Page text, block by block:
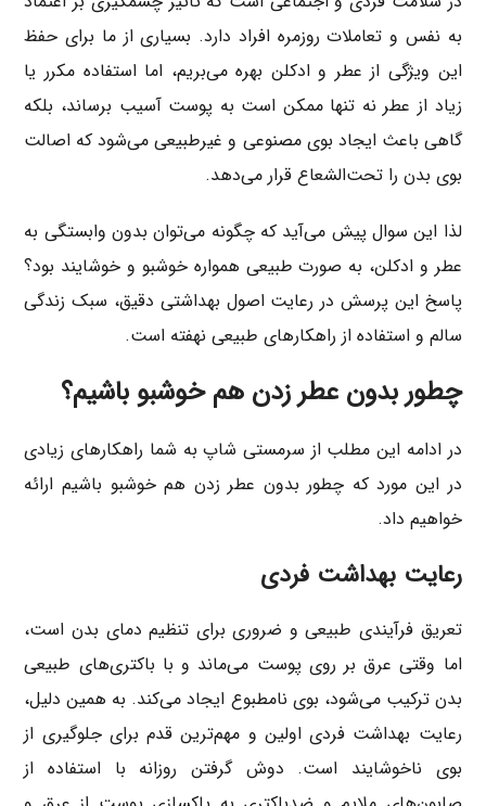
به نفس و تعاملات روزمره افراد دارد. بسیاری از ما برای حفظ
این ویژگی از عطر و ادکلن بهره می‌بریم، اما استفاده مکرر یا
زیاد از عطر نه تنها ممکن است به پوست آسیب برساند، بلکه
گاهی باعث ایجاد بوی مصنوعی و غیرطبیعی می‌شود که اصالت
بوی بدن را تحت‌الشعاع قرار می‌دهد.
لذا این سوال پیش می‌آید که چگونه می‌توان بدون وابستگی به
عطر و ادکلن، به صورت طبیعی همواره خوشبو و خوشایند بود؟
پاسخ این پرسش در رعایت اصول بهداشتی دقیق، سبک زندگی
سالم و استفاده از راهکارهای طبیعی نهفته است.
چطور بدون عطر زدن هم خوشبو باشیم؟
در ادامه این مطلب از سرمستی شاپ به شما راهکارهای زیادی
در این مورد که چطور بدون عطر زدن هم خوشبو باشیم ارائه
خواهیم داد.
رعایت بهداشت فردی
تعریق فرآیندی طبیعی و ضروری برای تنظیم دمای بدن است،
اما وقتی عرق بر روی پوست می‌ماند و با باکتری‌های طبیعی
بدن ترکیب می‌شود، بوی نامطبوع ایجاد می‌کند. به همین دلیل،
رعایت بهداشت فردی اولین و مهم‌ترین قدم برای جلوگیری از
بوی ناخوشایند است. دوش گرفتن روزانه با استفاده از